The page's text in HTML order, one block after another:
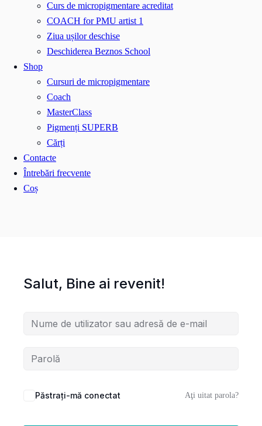
Curs de micropigmentare acreditat
COACH for PMU artist 1
Ziua ușilor deschise
Deschiderea Beznos School
Shop
Cursuri de micropigmentare
Coach
MasterClass
Pigmenți SUPERB
Cărți
Contacte
Întrebări frecvente
Coș
Salut, Bine ai revenit!
Păstrați-mă conectat Aţi uitat parola?